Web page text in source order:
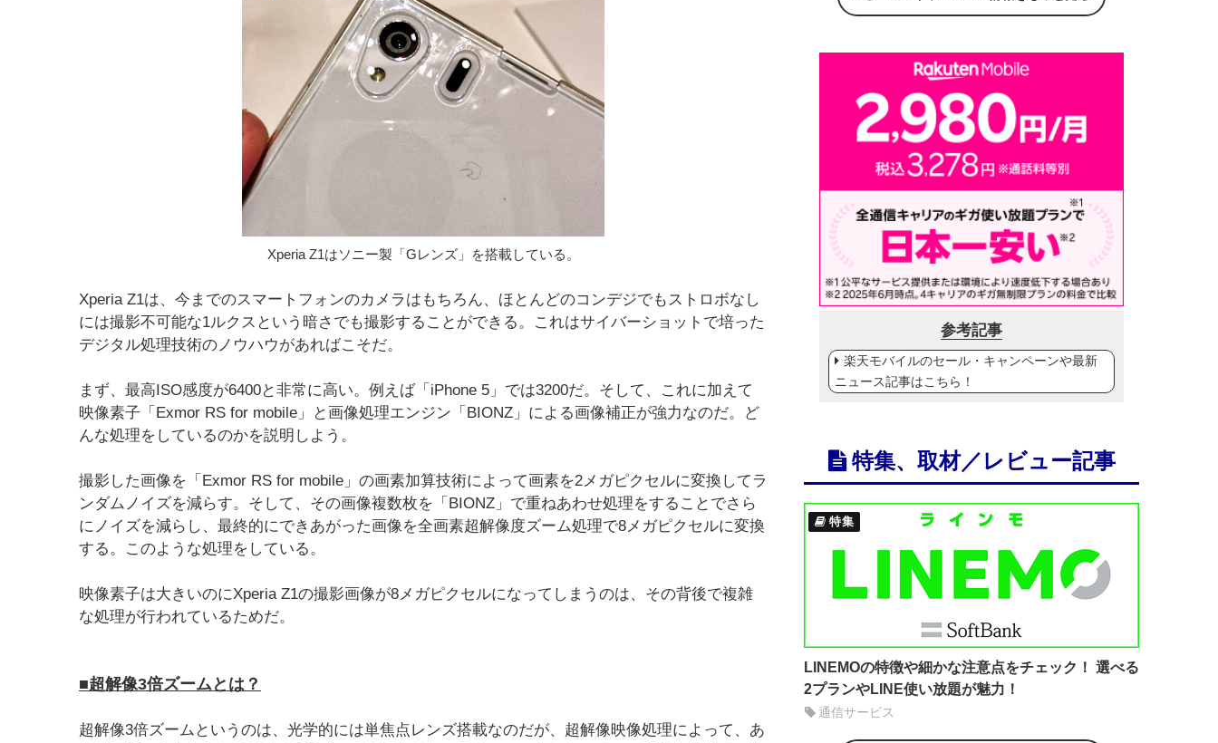
Xperia Z1はソニー製「Gレンズ」を搭載している。
Xperia Z1は、今までのスマートフォンのカメラはもちろん、ほとんどのコンデジでもストロボなし
には撮影不可能な1ルクスという暗さでも撮影することができる。これはサイバーショットで培った
デジタル処理技術のノウハウがあればこそだ。
まず、最高ISO感度が6400と非常に高い。例えば「iPhone 5」では3200だ。そして、これに加えて
映像素子「Exmor RS for mobile」と画像処理エンジン「BIONZ」による画像補正が強力なのだ。ど
んな処理をしているのかを説明しよう。
撮影した画像を「Exmor RS for mobile」の画素加算技術によって画素を2メガピクセルに変換してラ
ンダムノイズを減らす。そして、その画像複数枚を「BIONZ」で重ねあわせ処理をすることでさら
にノイズを減らし、最終的にできあがった画像を全画素超解像度ズーム処理で8メガピクセルに変換
する。このような処理をしている。
映像素子は大きいのにXperia Z1の撮影画像が8メガピクセルになってしまうのは、その背後で複雑
な処理が行われているためだ。
■超解像3倍ズームとは？
超解像3倍ズームというのは、光学的には単焦点レンズ搭載なのだが、超解像映像処理によって、あ
参考記事
楽天モバイルのセール・キャンペーンや最新
ニュース記事はこちら！
特集、取材／レビュー記事
特集
LINEMOの特徴や細かな注意点をチェック！ 選べる
2プランやLINE使い放題が魅力！
通信サービス